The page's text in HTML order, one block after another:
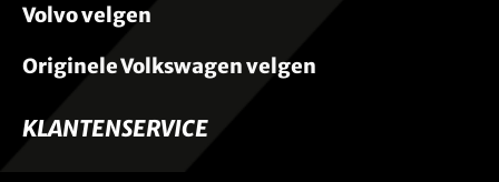
Volvo velgen
Originele Volkswagen velgen
KLANTENSERVICE